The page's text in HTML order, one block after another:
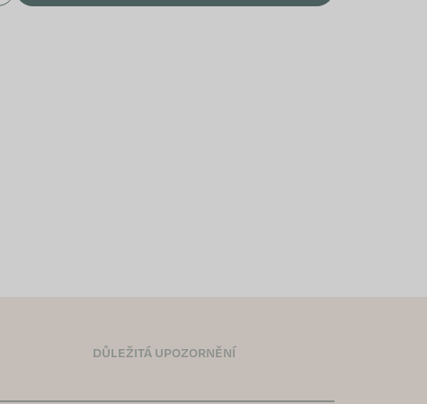
DŮLEŽITÁ UPOZORNĚNÍ